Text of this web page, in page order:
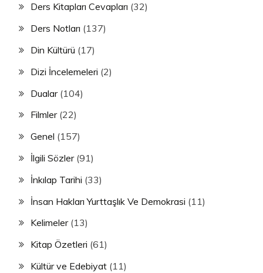
Ders Kitapları Cevapları (32)
Ders Notları (137)
Din Kültürü (17)
Dizi İncelemeleri (2)
Dualar(104)
Filmler(22)
Genel (157)
İlgili Sözler(91)
İnkılap Tarihi (33)
İnsan Hakları Yurttaşlık Ve Demokrasi (11)
Kelimeler(13)
Kitap Özetleri (61)
Kültür ve Edebiyat (11)